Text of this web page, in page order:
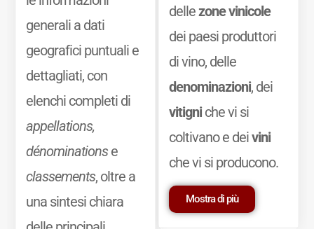
generali a dati
geografici puntuali e
dettagliati, con
elenchi completi di
appellations,
dénominationse
classements, oltre a
una sintesi chiara
dellezone vinicole
dei paesi produttori
di vino, delle
denominazioni, dei
vitigniche vi si
coltivano e deivini
che vi si producono.
Mostra di più